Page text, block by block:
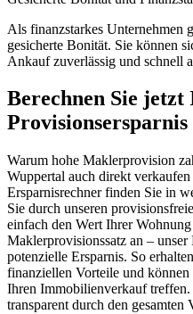
Als finanzstarkes Unternehmen
gesicherte Bonität. Sie können
Ankauf zuverlässig und schnell
Berechnen Sie jetzt
Warum hohe Maklerprovision
Wuppertal auch direkt
Ersparnisrechner finden Sie in
Sie durch unseren
einfach den Wert Ihrer
Maklerprovisionssatz an –
potenzielle Ersparnis. So
finanziellen Vorteile und
Ihren Immobilienverkauf
transparent durch den gesamten